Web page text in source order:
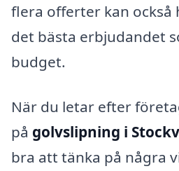
flera offerter kan också
det bästa erbjudandet
budget.
När du letar efter
på golvslipning i
bra att tänka på några